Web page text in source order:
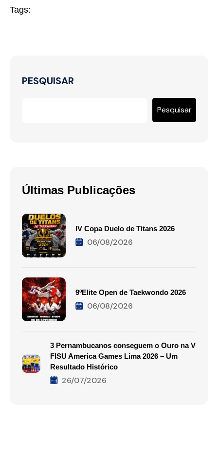
Tags:
PESQUISAR
Pesquisar
Últimas Publicações
IV Copa Duelo de Titans 2026
06/08/2026
9ºElite Open de Taekwondo 2026
06/08/2026
3 Pernambucanos conseguem o Ouro na V
FISU America Games Lima 2026 – Um
Resultado Histórico
26/07/2026